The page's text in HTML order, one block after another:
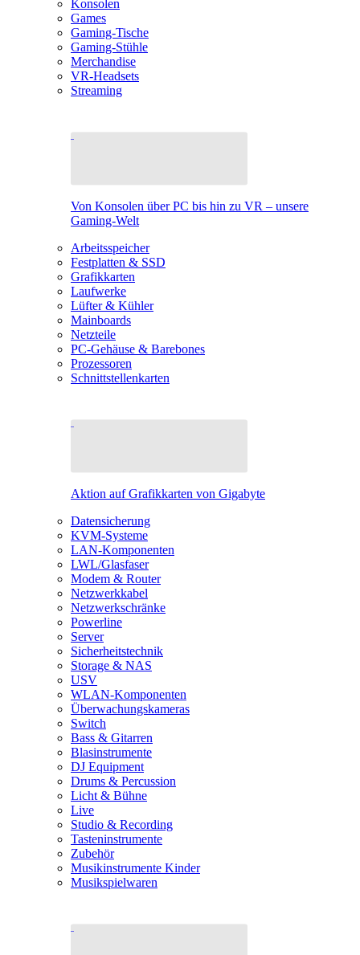
Konsolen
Games
Gaming-Tische
Gaming-Stühle
Merchandise
VR-Headsets
Streaming
Von Konsolen über PC bis hin zu VR – unsere
Gaming-Welt
Arbeitsspeicher
Festplatten & SSD
Grafikkarten
Laufwerke
Lüfter & Kühler
Mainboards
Netzteile
PC-Gehäuse & Barebones
Prozessoren
Schnittstellenkarten
Aktion auf Grafikkarten von Gigabyte
Datensicherung
KVM-Systeme
LAN-Komponenten
LWL/Glasfaser
Modem & Router
Netzwerkkabel
Netzwerkschränke
Powerline
Server
Sicherheitstechnik
Storage & NAS
USV
WLAN-Komponenten
Überwachungskameras
Switch
Bass & Gitarren
Blasinstrumente
DJ Equipment
Drums & Percussion
Licht & Bühne
Live
Studio & Recording
Tasteninstrumente
Zubehör
Musikinstrumente Kinder
Musikspielwaren